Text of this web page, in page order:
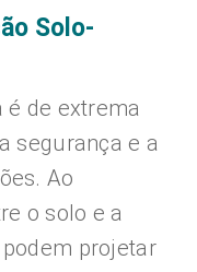
Solo-
de extrema
segurança e a
Ao
o solo e a
projetar